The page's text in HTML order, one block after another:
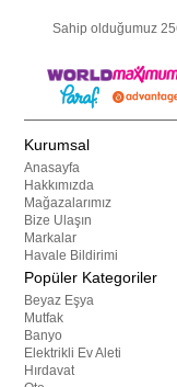
Sahip olduğumuz
Kurumsal
Anasayfa
Hakkımızda
Mağazalarımız
Bize Ulaşın
Markalar
Havale Bildirimi
Popüler Kategoriler
Beyaz Eşya
Mutfak
Banyo
Elektrikli Ev Aleti
Hırdavat